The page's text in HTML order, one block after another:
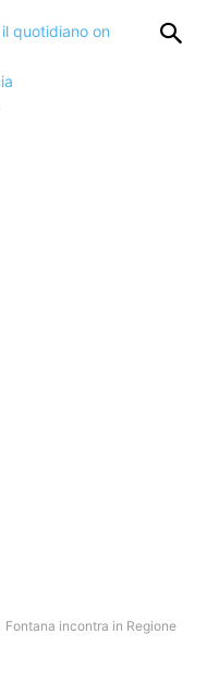
Fontana incontra in Regione